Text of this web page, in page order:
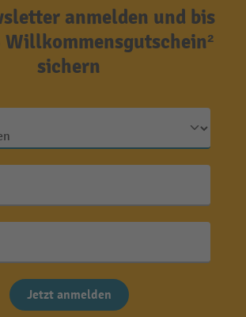
anmelden und bis
sichern
Jetzt anmelden